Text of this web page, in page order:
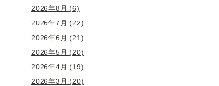
2026年8月 (6)
2026年7月 (22)
2026年6月 (21)
2026年5月 (20)
2026年4月 (19)
2026年3月 (20)